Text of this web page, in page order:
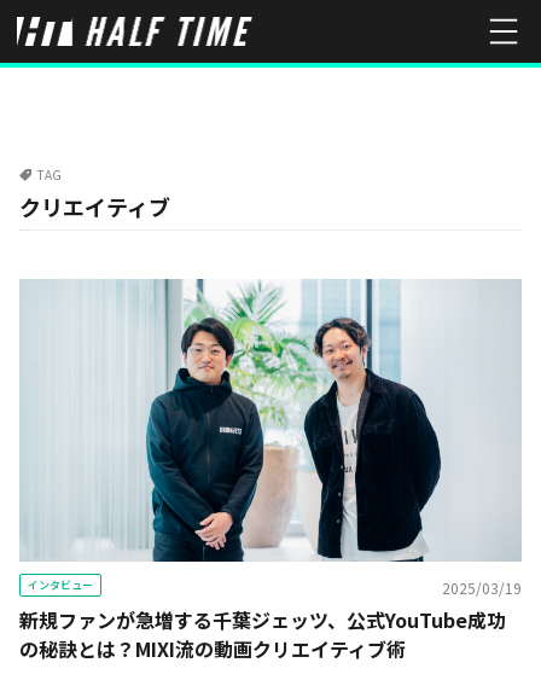
TAG
クリエイティブ
インタビュー 2025/03/19
新規ファンが急増する千葉ジェッツ、公式YouTube成功
の秘訣とは？MIXI流の動画クリエイティブ術